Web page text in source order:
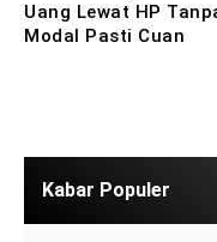
Uang Lewat HP
Modal Pasti Cuan
Kabar Populer